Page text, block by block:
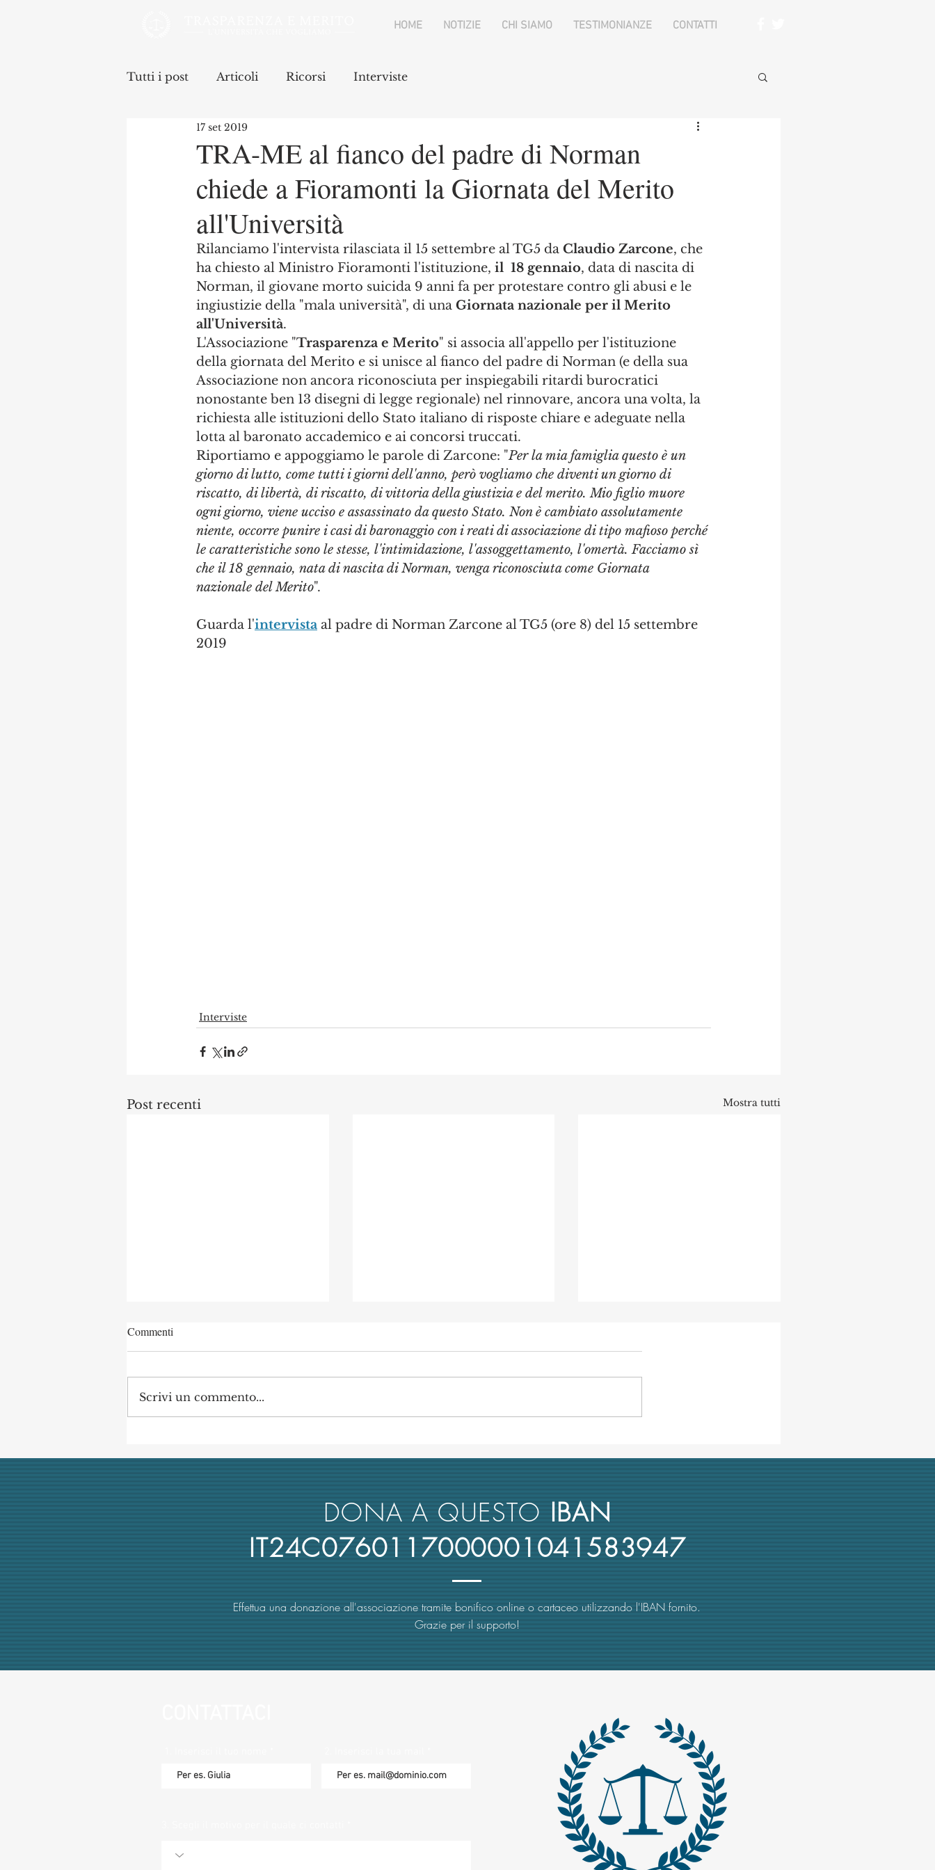
HOME NOTIZIE CHI SIAMO TESTIMONIANZE CONTATTI
Tutti i post Articoli Ricorsi Interviste
TRA-ME al fianco del padre di Norman
chiede a Fioramonti la Giornata del Merito
all'Università
17 set 2019
Rilanciamo l'intervista rilasciata il 15 settembre al TG5 da Claudio Zarcone, che
ha chiesto al Ministro Fioramonti l'istituzione, il  18 gennaio, data di nascita di
Norman, il giovane morto suicida 9 anni fa per protestare contro gli abusi e le
ingiustizie della "mala università", di una Giornata nazionale per il Merito
all'Università.
L'Associazione "Trasparenza e Merito" si associa all'appello per l'istituzione
della giornata del Merito e si unisce al fianco del padre di Norman (e della sua
Associazione non ancora riconosciuta per inspiegabili ritardi burocratici
nonostante ben 13 disegni di legge regionale) nel rinnovare, ancora una volta, la
richiesta alle istituzioni dello Stato italiano di risposte chiare e adeguate nella
lotta al baronato accademico e ai concorsi truccati.
Riportiamo e appoggiamo le parole di Zarcone: "Per la mia famiglia questo è un
giorno di lutto, come tutti i giorni dell'anno, però vogliamo che diventi un giorno di
riscatto, di libertà, di riscatto, di vittoria della giustizia e del merito. Mio figlio muore
ogni giorno, viene ucciso e assassinato da questo Stato. Non è cambiato assolutamente
niente, occorre punire i casi di baronaggio con i reati di associazione di tipo mafioso perché
le caratteristiche sono le stesse, l'intimidazione, l'assoggettamento, l'omertà. Facciamo sì
che il 18 gennaio, nata di nascita di Norman, venga riconosciuta come Giornata
nazionale del Merito".
Guarda l'intervista al padre di Norman Zarcone al TG5 (ore 8) del 15 settembre
2019
Interviste
Post recenti Mostra tutti
conto del merito scientifico nel
Rescigno per il concorso da
università italiane alla
Commenti
Scrivi un commento...
DONA A QUESTO IBAN
IT24C0760117000001041583947
Effettua una donazione all'associazione tramite bonifico online o cartaceo utilizzando l'IBAN fornito.
Grazie per il supporto!